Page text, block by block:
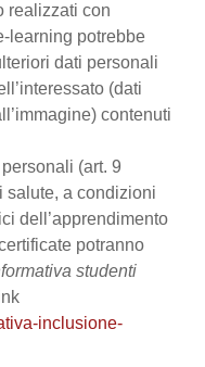
realizzati con
learning potrebbe
dati personali
(dati
contenuti
(art. 9
salute, a condizioni
dell’apprendimento
potranno
studenti
inclusione-